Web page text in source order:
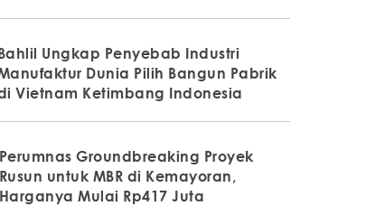
Ungkap Penyebab Industri
Dunia Pilih Bangun Pabrik
Vietnam Ketimbang Indonesia
Perumnas Groundbreaking Proyek
Rusun untuk MBR di Kemayoran,
Harganya Mulai Rp417 Juta